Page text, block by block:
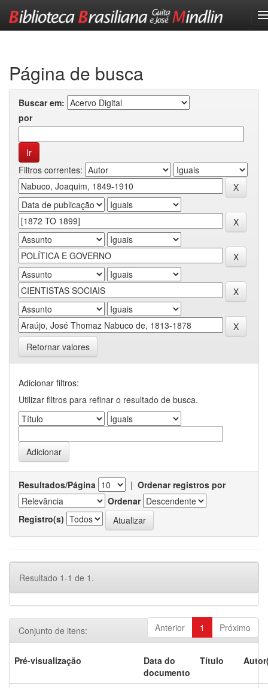
Página de busca
Buscar em:
por
Filtros correntes:
Retornar valores
Adicionar filtros:
Utilizar filtros para refinar o resultado de busca.
Resultados/Página | Ordenar registros por
Ordenar
Registro(s)
Resultado 1-1 de 1.
Anterior 1 Próximo
Conjunto de itens:
Pré-visualização
Data do
documento
Título